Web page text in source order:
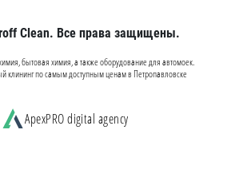
Clean. Все права защищены.
бытовая химия, а также оборудование для автомоек.
клининг по самым доступным ценам в Петропавловске
ApexPRO digital agency